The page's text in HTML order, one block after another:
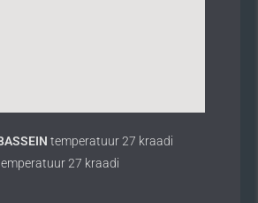
temperatuur 27 kraadi
27 kraadi